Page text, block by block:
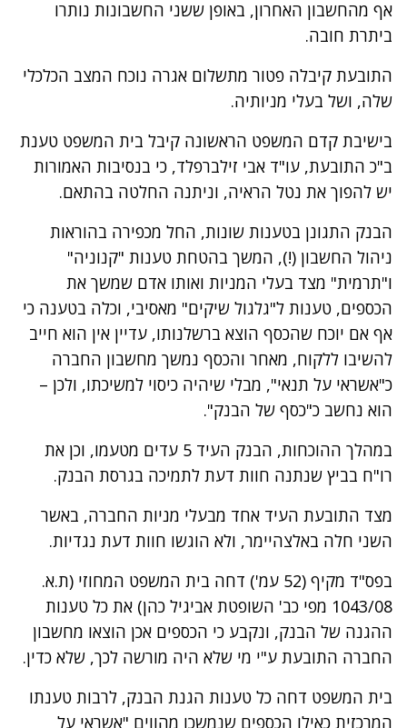
אף מהחשבון האחרון, באופן ששני החשבונות נותרו
ביתרת חובה.
התובעת קיבלה פטור מתשלום אגרה נוכח המצב הכלכלי
שלה, ושל בעלי מניותיה.
בישיבת קדם המשפט הראשונה קיבל בית המשפט טענת
ב"כ התובעת, עו"ד אבי זילברפלד, כי בנסיבות האמורות
יש להפוך את נטל הראיה, וניתנה החלטה בהתאם.
הבנק התגונן בטענות שונות, החל מכפירה בהוראות
ניהול החשבון (!), המשך בהטחת טענות "קנוניה"
ו"תרמית" מצד בעלי המניות ואותו אדם שמשך את
הכספים, טענות ל"גלגול שיקים" מאסיבי, וכלה בטענה כי
אף אם יוכח שהכסף הוצא ברשלנותו, עדיין אין הוא חייב
להשיבו ללקוח, מאחר והכסף נמשך מחשבון החברה
כ"אשראי על תנאי", מבלי שיהיה כיסוי למשיכתו, ולכן –
הוא נחשב כ"כסף של הבנק".
במהלך ההוכחות, הבנק העיד 5 עדים מטעמו, וכן את
רו"ח בביץ שנתנה חוות דעת לתמיכה בגרסת הבנק.
מצד התובעת העיד אחד מבעלי מניות החברה, באשר
השני חלה באלצהיימר, ולא הוגשו חוות דעת נגדיות.
בפס"ד מקיף (52 עמ') דחה בית המשפט המחוזי (ת.א.
1043/08 מפי כב' השופטת אביגיל כהן) את כל טענות
ההגנה של הבנק, ונקבע כי הכספים אכן הוצאו מחשבון
החברה התובעת ע"י מי שלא היה מורשה לכך, שלא כדין.
בית המשפט דחה כל טענות הגנת הבנק, לרבות טענתו
המרכזית כאילו הכספים שנמשכו מהווים "אשראי על